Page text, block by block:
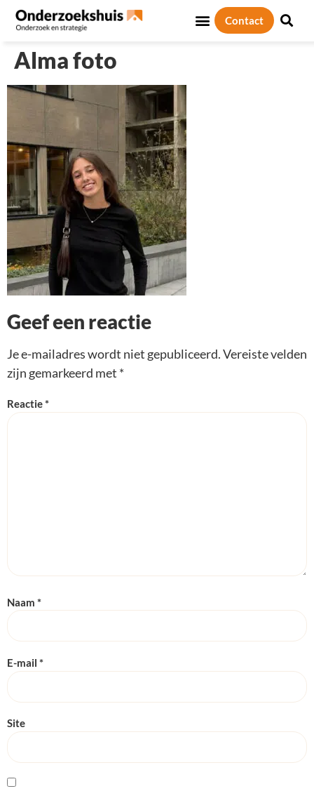
Contact
Alma foto
Geef een reactie
Je e-mailadres wordt niet gepubliceerd.Vereiste velden
zijn gemarkeerd met *
Reactie*
Naam *
E-mail *
Site